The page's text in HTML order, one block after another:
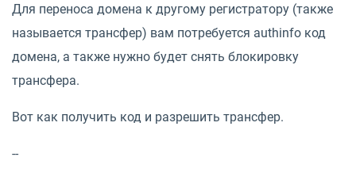
Для переноса домена к другому регистратору (также
называется трансфер) вам потребуется authinfo код
домена, а также нужно будет снять блокировку
трансфера.
Вот как получить код и разрешить трансфер.
--